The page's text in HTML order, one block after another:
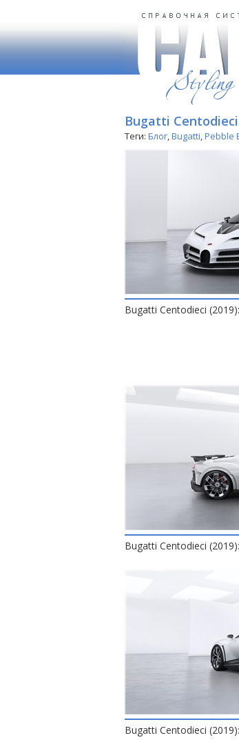
Bugatti Centodieci
Теги: Блог,Bugatti,Pebble
Bugatti Centodieci
Bugatti Centodieci
Bugatti Centodieci